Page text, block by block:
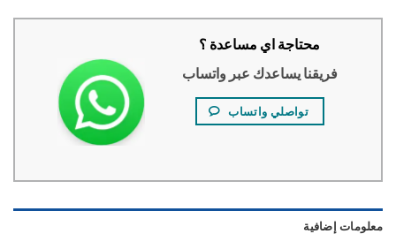
محتاجة اي مساعدة ؟
فريقنا يساعدك عبر واتساب
تواصلي واتساب
إضافية